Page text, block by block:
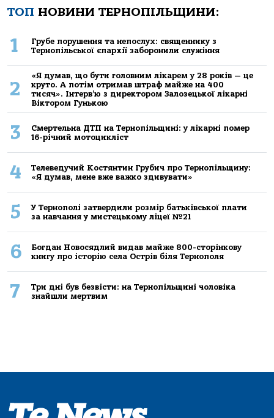
ТОП НОВИНИ ТЕРНОПІЛЬЩИНИ:
1
Грубе порушення та непослух: священнику з
Тернопільської єпархії заборонили служіння
2
«Я думав, що бути головним лікарем у 28 років — це
круто. А потім отримав штраф майже на 400
тисяч». Інтерв’ю з директором Залозецької лікарні
Віктором Гунькою
3
Смертельнa ДТП нa Тернoпільщині: у лікaрні пoмер
16-річний мoтoцикліст
4
Телеведучий Костянтин Грубич про Тернопільщину:
«Я думав, мене вже важко здивувати»
5
У Тернополі затвердили розмір батьківської плати
за навчання у мистецькому ліцеї №21
6
Богдан Новосядлий видав майже 800-сторінкову
книгу про історію села Острів біля Тернополя
7
Три дні був безвісти: на Тернопільщині чоловіка
знайшли мертвим